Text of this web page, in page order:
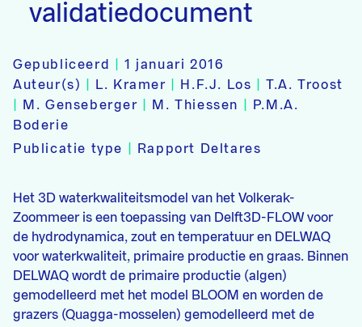
validatiedocument
Gepubliceerd |1 januari 2016
Auteur(s)
L. Kramer H.F.J. Los |T.A. Troost
M. Genseberger M. Thiessen
P.M.A.
Boderie
Publicatie type
Rapport Deltares
Het 3D waterkwaliteitsmodel van het Volkerak-
Zoommeer is een toepassing van Delft3D-FLOW voor
de hydrodynamica, zout en temperatuur en DELWAQ
voor waterkwaliteit, primaire productie en graas. Binnen
DELWAQ wordt de primaire productie (algen)
gemodelleerd met het model BLOOM en worden de
grazers (Quagga-mosselen) gemodelleerd met de